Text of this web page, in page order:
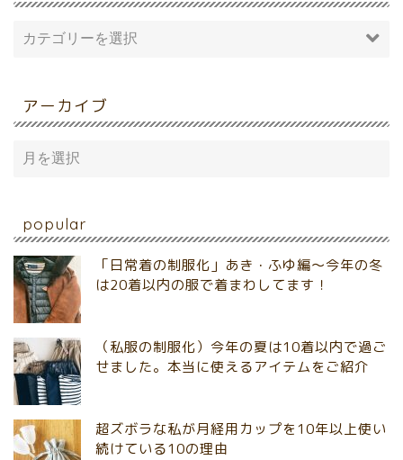
アーカイブ
popular
「日常着の制服化」あき・ふゆ編～今年の冬
は20着以内の服で着まわしてます！
（私服の制服化）今年の夏は10着以内で過ご
せました。本当に使えるアイテムをご紹介
超ズボラな私が月経用カップを10年以上使い
続けている10の理由